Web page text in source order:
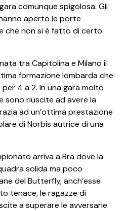
comunque spigolosa. Gli
aperto le porte
che non si è fatto di certo
tra Capitolina e Milano il
formazione lombarda che
4 a 2. In una gara molto
sono riuscite ad avere la
ad un’ottima prestazione
di Norbis autrice di una
arriva a Bra dove la
solida ma poco
del Butterfly, anch’esse
tenace, le ragazze di
a superare le avversarie.